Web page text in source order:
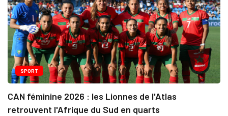
SPORT
CAN féminine 2026 : les Lionnes de l'Atlas
retrouvent l'Afrique du Sud en quarts